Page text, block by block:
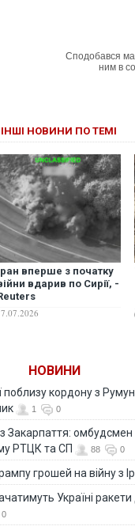
Сподобався
ним в
ІНШІ НОВИНИ ПО ТЕМІ
вперше з початку
вдарив по Сирії, -
НОВИНИ
поблизу кордону з
1 0
Закарпаття:
РТЦК та СП
88 0
грошей на війну з
Україні
0